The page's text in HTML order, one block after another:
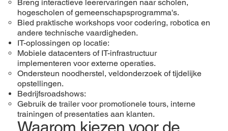
Breng interactieve leerervaringen naar scholen,
hogescholen of gemeenschapsprogramma's.
Bied praktische workshops voor codering, robotica en
andere technische vaardigheden.
IT-oplossingen op locatie:
Mobiele datacenters of IT-infrastructuur
implementeren voor externe operaties.
Ondersteun noodherstel, veldonderzoek of tijdelijke
opstellingen.
Bedrijfsroadshows:
Gebruik de trailer voor promotionele tours, interne
trainingen of presentaties aan klanten.